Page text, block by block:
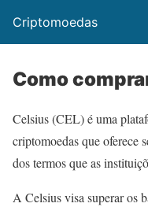
Criptomoedas
Como
Celsius (CEL) é uma
criptomoedas que oferece
dos termos que as
A Celsius visa superar os